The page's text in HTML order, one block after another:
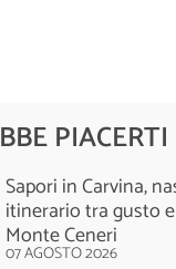
PIACERTI
Sapori in Carvina,
itinerario tra gusto
Monte Ceneri
07 AGOSTO 2026